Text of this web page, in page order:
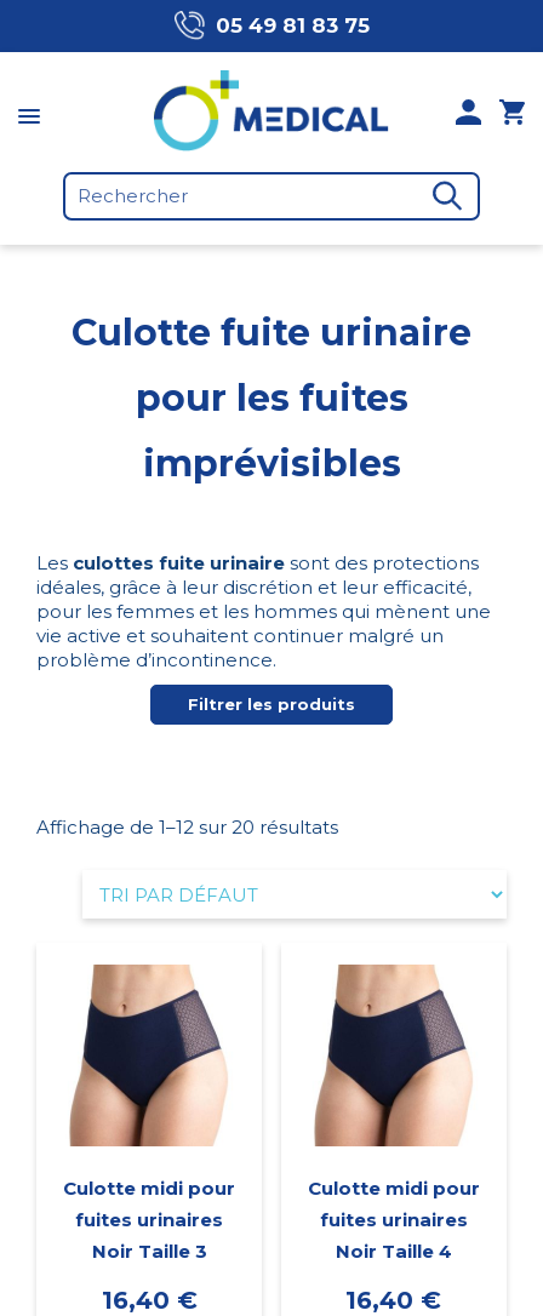
05 49 81 83 75
Culotte fuite urinaire
pour les fuites
imprévisibles
Les culottes fuite urinaire sont des protections
idéales, grâce à leur discrétion et leur efficacité,
pour les femmes et les hommes qui mènent une
vie active et souhaitent continuer malgré un
problème d’incontinence.
Filtrer les produits
Affichage de 1–12 sur 20 résultats
Culotte midi pour
fuites urinaires
Noir Taille 3
16,40 €
Culotte midi pour
fuites urinaires
Noir Taille 4
16,40 €